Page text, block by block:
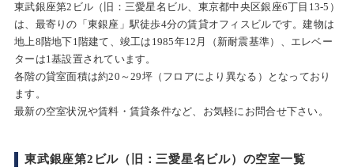
東武銀座第2ビル（旧：三愛星名ビル、東京都中央区銀座6丁目13-5）
は、最寄りの「東銀座」駅徒歩4分の賃貸オフィスビルです。建物は
地上8階地下1階建て、竣工は1985年12月（新耐震基準）、エレベー
ターは1基設置されています。
各階の貸室面積は約20～29坪（フロアにより異なる）となっており
ます。
最新の空室状況や賃料・賃貸条件など、お気軽にお問合せ下さい。
東武銀座第2ビル（旧：三愛星名ビル）の空室一覧